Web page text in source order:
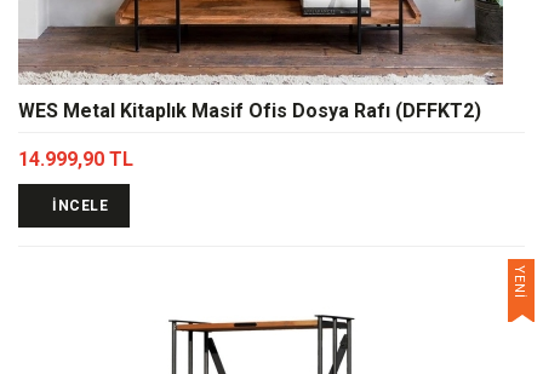
WES Metal Kitaplık Masif Ofis Dosya Rafı (DFFKT2)
14.999,90 TL
İNCELE
YENİ